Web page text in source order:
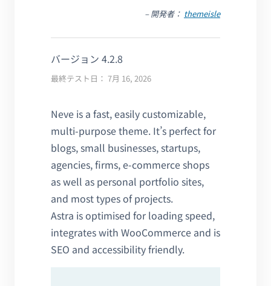
– 開発者： themeisle
バージョン 4.2.8
最終テスト日： 7月 16, 2026
Neve is a fast, easily customizable,
multi-purpose theme. It’s perfect for
blogs, small businesses, startups,
agencies, firms, e-commerce shops
as well as personal portfolio sites,
and most types of projects.
Astra is optimised for loading speed,
integrates with WooCommerce and is
SEO and accessibility friendly.